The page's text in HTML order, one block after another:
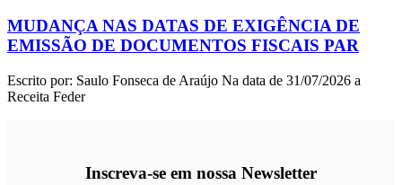
MUDANÇA NAS DATAS DE EXIGÊNCIA DE
EMISSÃO DE DOCUMENTOS FISCAIS PAR
Escrito por: Saulo Fonseca de Araújo Na data de 31/07/2026 a
Receita Feder
Inscreva-se em nossa Newsletter